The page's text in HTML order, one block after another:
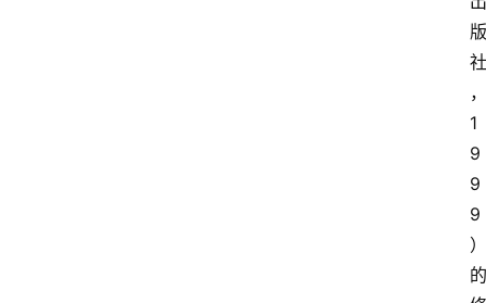
版
社
，
1
9
9
9
）
的